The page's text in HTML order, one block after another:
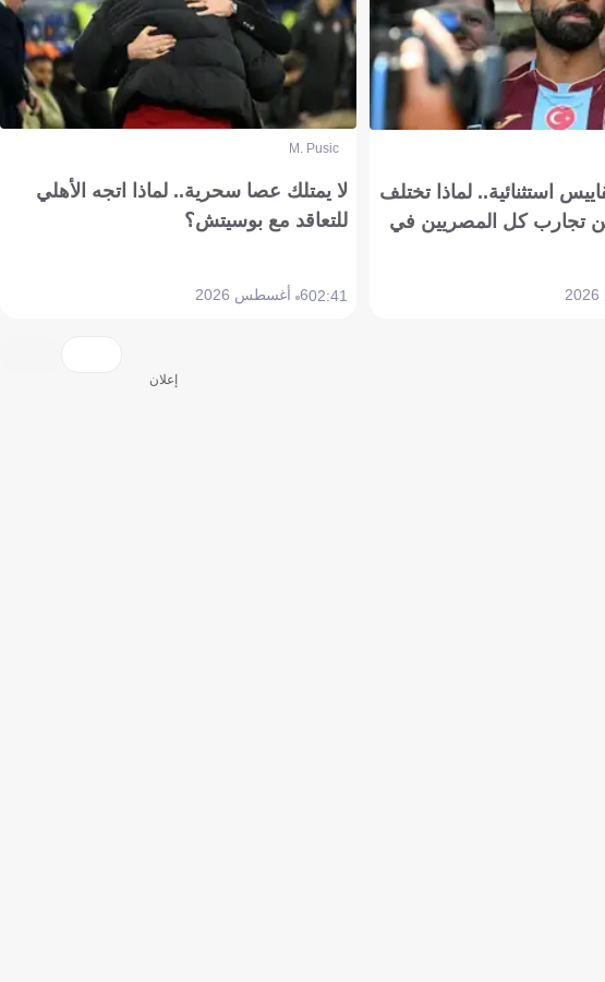
استثنائية.. لماذا تختلف
تجارب كل المصريين في
M. Pusic
لا يمتلك عصا سحرية.. لماذا اتجه الأهلي
للتعاقد مع بوسيتش؟
02:416 أغسطس 2026
إعلان